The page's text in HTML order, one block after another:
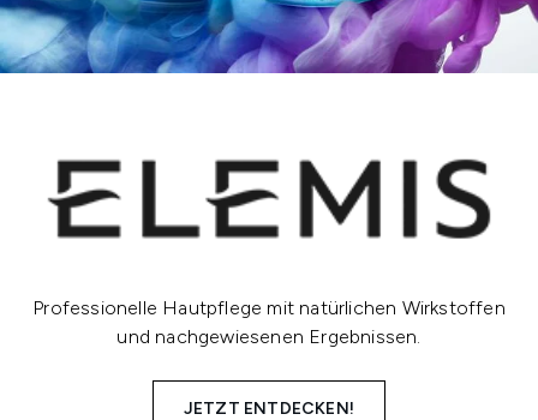
Professionelle Hautpflege mit natürlichen Wirkstoffen
und nachgewiesenen Ergebnissen.
JETZT ENTDECKEN!